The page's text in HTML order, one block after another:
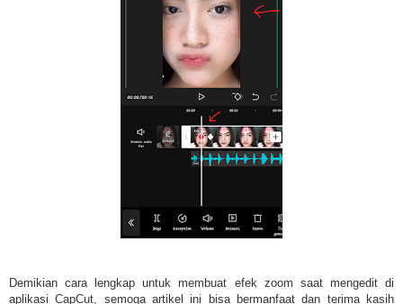
Demikian cara lengkap untuk membuat efek zoom saat mengedit di
aplikasi CapCut, semoga artikel ini bisa bermanfaat dan terima kasih